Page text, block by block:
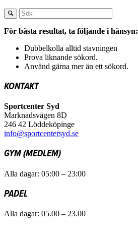
För bästa resultat, ta följande i hänsyn:
Dubbelkolla alltid stavningen
Prova liknande sökord.
Använd gärna mer än ett sökord.
KONTAKT
Sportcenter Syd
Marknadsvägen 8D
246 42 Löddeköpinge
info@sportcentersyd.se
GYM (MEDLEM)
Alla dagar: 05:00 – 23:00
PADEL
Alla dagar: 05.00 – 23.00